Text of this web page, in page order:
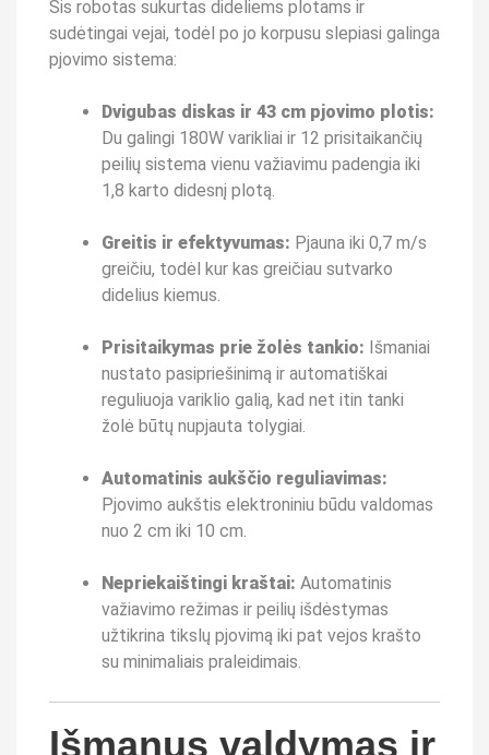
Šis robotas sukurtas dideliems plotams ir
sudėtingai vejai, todėl po jo korpusu slepiasi galinga
pjovimo sistema:
Dvigubas diskas ir 43 cm pjovimo plotis:
Du galingi 180W varikliai ir 12 prisitaikančių
peilių sistema vienu važiavimu padengia iki
1,8 karto didesnį plotą.
Greitis ir efektyvumas: Pjauna iki 0,7 m/s
greičiu, todėl kur kas greičiau sutvarko
didelius kiemus.
Prisitaikymas prie žolės tankio: Išmaniai
nustato pasipriešinimą ir automatiškai
reguliuoja variklio galią, kad net itin tanki
žolė būtų nupjauta tolygiai.
Automatinis aukščio reguliavimas:
Pjovimo aukštis elektroniniu būdu valdomas
nuo 2 cm iki 10 cm.
Nepriekaištingi kraštai: Automatinis
važiavimo režimas ir peilių išdėstymas
užtikrina tikslų pjovimą iki pat vejos krašto
su minimaliais praleidimais.
Išmanus valdymas ir